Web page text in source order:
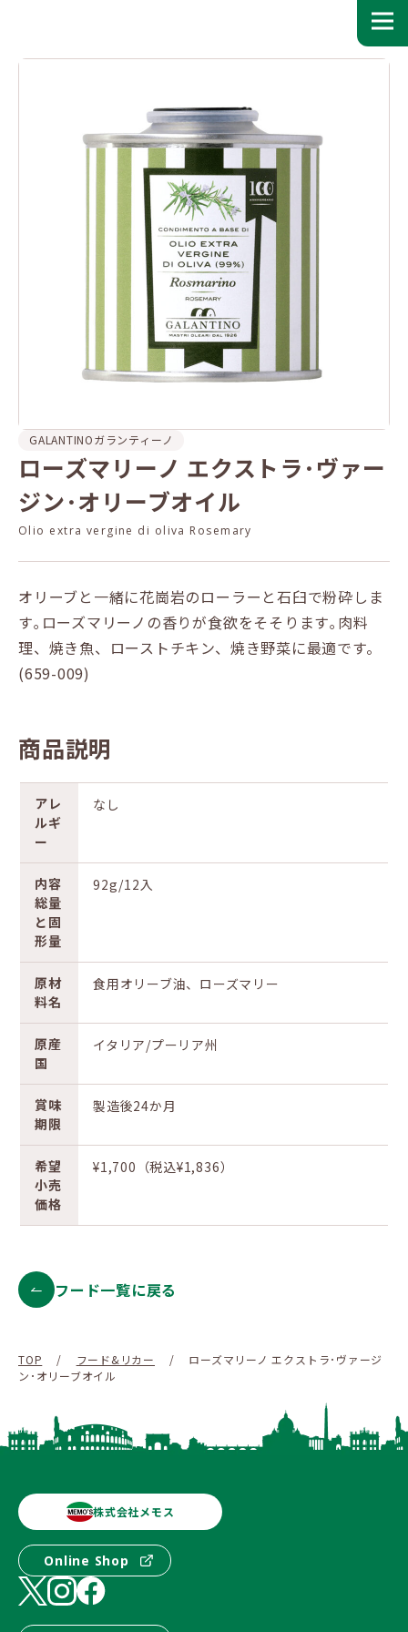
GALANTINOガランティーノ
ローズマリーノ エクストラ･ヴァー
ジン･オリーブオイル
Olio extra vergine di oliva Rosemary
オリーブと一緒に花崗岩のローラーと石臼で粉砕しま
す｡ローズマリーノの香りが食欲をそそります｡肉料
理、焼き魚、ローストチキン、焼き野菜に最適です。
(659-009)
商品説明
アレ
ルギ
ー
なし
内容
総量
と固
形量
92g/12入
原材
料名
食用オリーブ油、ローズマリー
原産
国
イタリア/プーリア州
賞味
期限
製造後24か月
希望
小売
価格
¥1,700（税込¥1,836）
フード一覧に戻る
TOP / フード&リカー /
ローズマリーノ エクストラ･ヴァージ
ン･オリーブオイル
株式会社メモス
Online Shop